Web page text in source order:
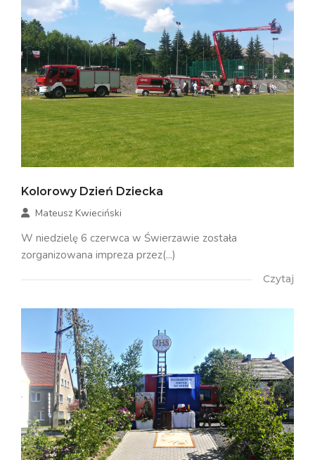
Kolorowy Dzień Dziecka
Mateusz Kwieciński
W niedzielę 6 czerwca w Świerzawie została
zorganizowana impreza przez(...)
Czytaj